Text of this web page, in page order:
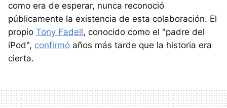
como era de esperar, nunca reconoció
públicamente la existencia de esta colaboración. El
propio Tony Fadell, conocido como el "padre del
iPod", confirmó años más tarde que la historia era
cierta.